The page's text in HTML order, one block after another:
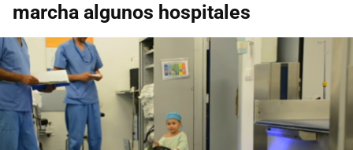
marcha algunos hospitales